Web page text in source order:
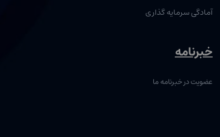
آمادگی سرمایه گذاری
خبرنامه
عضویت در خبرنامه ما